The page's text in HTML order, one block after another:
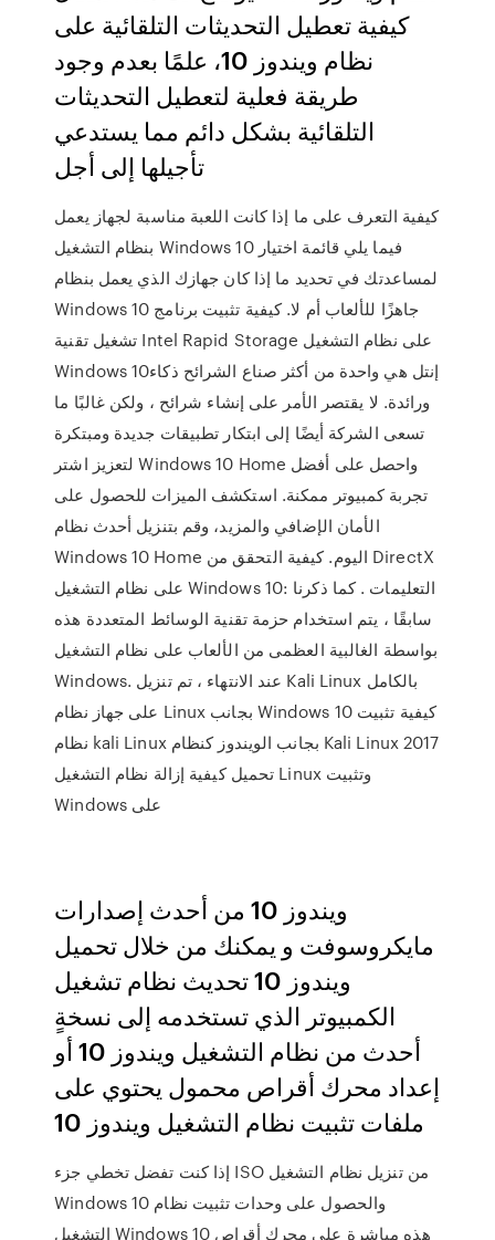
كيفية تعطيل التحديثات التلقائية على
نظام ويندوز 10، علمًا بعدم وجود
طريقة فعلية لتعطيل التحديثات
التلقائية بشكل دائم مما يستدعي
تأجيلها إلى أجل
كيفية التعرف على ما إذا كانت اللعبة مناسبة لجهاز يعمل
بنظام التشغيل Windows 10 فيما يلي قائمة اختيار
لمساعدتك في تحديد ما إذا كان جهازك الذي يعمل بنظام
Windows 10 جاهزًا للألعاب أم لا. كيفية تثبيت برنامج
تشغيل تقنية Intel Rapid Storage على نظام التشغيل
Windows 10إنتل هي واحدة من أكثر صناع الشرائح ذكاء
ورائدة. لا يقتصر الأمر على إنشاء شرائح ، ولكن غالبًا ما
تسعى الشركة أيضًا إلى ابتكار تطبيقات جديدة ومبتكرة
لتعزيز اشتر Windows 10 Home واحصل على أفضل
تجربة كمبيوتر ممكنة. استكشف الميزات للحصول على
الأمان الإضافي والمزيد، وقم بتنزيل أحدث نظام
Windows 10 Home اليوم. كيفية التحقق من DirectX
على نظام التشغيل Windows 10: التعليمات . كما ذكرنا
سابقًا ، يتم استخدام حزمة تقنية الوسائط المتعددة هذه
بواسطة الغالبية العظمى من الألعاب على نظام التشغيل
Windows. عند الانتهاء ، تم تنزيل Kali Linux بالكامل
على جهاز نظام Linux بجانب Windows 10 كيفية تثبيت
نظام kali Linux بجانب الويندوز كنظام Kali Linux 2017
تحميل كيفية إزالة نظام التشغيل Linux وتثبيت
Windows على
ويندوز 10 من أحدث إصدارات
مايكروسوفت و يمكنك من خلال تحميل
ويندوز 10 تحديث نظام تشغيل
الكمبيوتر الذي تستخدمه إلى نسخةٍ
أحدث من نظام التشغيل ويندوز 10 أو
إعداد محرك أقراص محمول يحتوي على
ملفات تثبيت نظام التشغيل ويندوز 10
إذا كنت تفضل تخطي جزء ISO من تنزيل نظام التشغيل
Windows 10 والحصول على وحدات تثبيت نظام
التشغيل Windows 10 هذه مباشرة على محرك أقراص